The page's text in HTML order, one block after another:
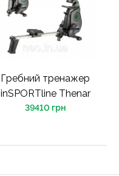
Гребний тренажер
inSPORTline Thenar
39410 грн